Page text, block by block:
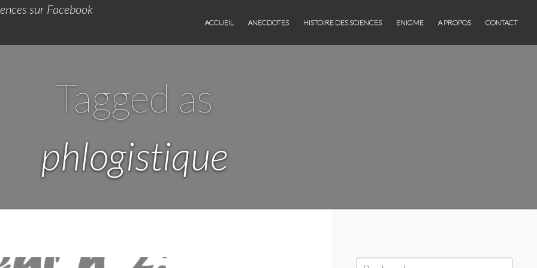
ACCUEIL ANECDOTES HISTOIRE DES SCIENCES ENIGME A PROPOS CONTACT
sur Facebook
Tagged as
phlogistique
Rechercher :